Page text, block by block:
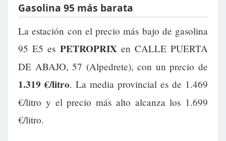
Gasolina 95 más barata
La estación con el precio más bajo de gasolina
95 E5 es PETROPRIXen CALLE PUERTA
DE ABAJO, 57 (Alpedrete), con un precio de
1.319 €/litro. La media provincial es de 1.469
€/litro y el precio más alto alcanza los 1.699
€/litro.